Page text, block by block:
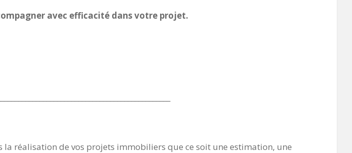
avec efficacité dans votre projet.
réalisation de vos projets immobiliers que ce soit une estimation, une